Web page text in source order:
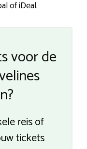
of iDeal.
voor de
reis of
tickets